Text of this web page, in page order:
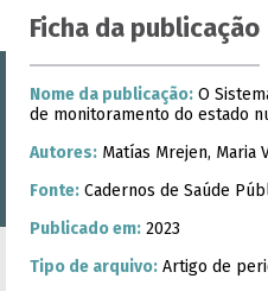
Ficha da publicação
Nome da publicação:O
de monitoramento do estado
Autores:Matías Mrejen, Maria
Fonte:Cadernos de Saúde
Publicado em:2023
Tipo de arquivo:Artigo de